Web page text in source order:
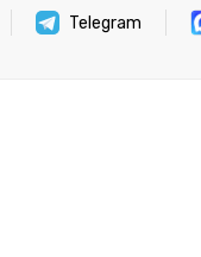
Telegram